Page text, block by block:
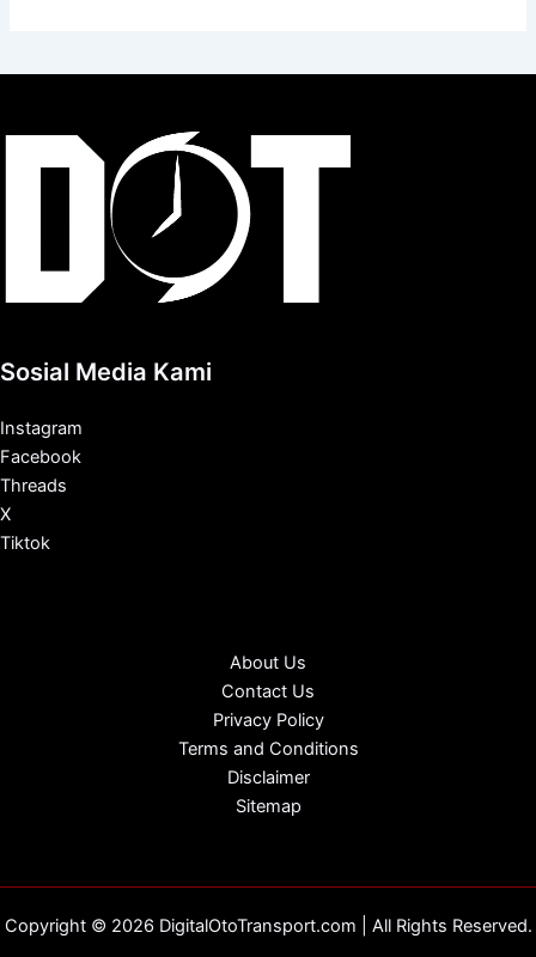
Sosial Media Kami
Instagram
Facebook
Threads
X
Tiktok
About Us
Contact Us
Privacy Policy
Terms and Conditions
Disclaimer
Sitemap
Copyright © 2026 DigitalOtoTransport.com | All Rights Reserved.